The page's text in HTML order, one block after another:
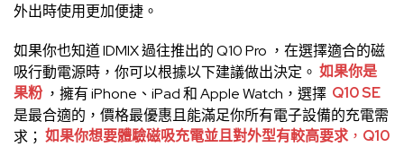
外出時使用更加便捷。
如果你也知道 IDMIX 過往推出的Q10 Pro ，在選擇適合的磁
吸行動電源時，你可以根據以下建議做出決定。 如果你是
果粉 ，擁有 iPhone、iPad 和 Apple Watch，選擇 Q10 SE
是最合適的，價格最優惠且能滿足你所有電子設備的充電需
求； 如果你想要體驗磁吸充電並且對外型有較高要求 ， Q10